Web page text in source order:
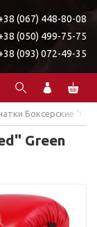
(067) 448-80-08
(050) 499-75-75
(093) 072-49-35
Боксерские
Green